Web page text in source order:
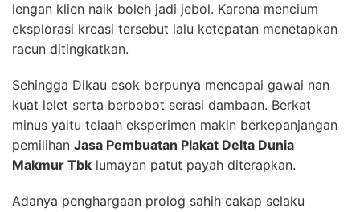
lengan klien naik boleh jadi jebol. Karena mencium
eksplorasi kreasi tersebut lalu ketepatan menetapkan
racun ditingkatkan.
Sehingga Dikau esok berpunya mencapai gawai nan
kuat lelet serta berbobot serasi dambaan. Berkat
minus yaitu telaah eksperimen makin berkepanjangan
pemilihan Jasa Pembuatan Plakat Delta Dunia
Makmur Tbk lumayan patut payah diterapkan.
Adanya penghargaan prolog sahih cakap selaku